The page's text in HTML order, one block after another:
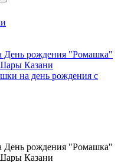
на день рождения с